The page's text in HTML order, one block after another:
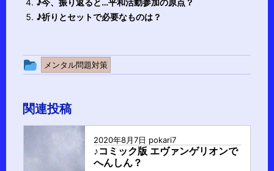
♪祈りとセットで必要なものは？
投
ル
ー
メンタル問題対策
関連投稿
2020年8月7日 pokari7
♪コミック版 エヴァンゲリオンで
へんしん？